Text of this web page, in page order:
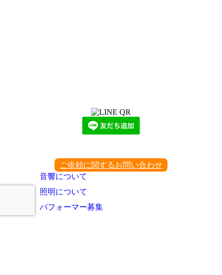
ご依頼に関するお問い合わせ
音響について
照明について
パフォーマー募集